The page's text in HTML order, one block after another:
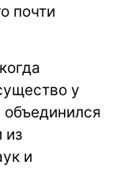
почти
у
из
и